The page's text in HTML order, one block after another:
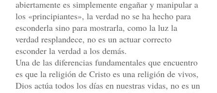
abiertamente es simplemente engañar y manipular a
los «principiantes», la verdad no se ha hecho para
esconderla sino para mostrarla, como la luz la
verdad resplandece, no es un actuar correcto
esconder la verdad a los demás.
Una de las diferencias fundamentales que encuentro
es que la religión de Cristo es una religión de vivos,
Dios actúa todos los días en nuestras vidas, no es un